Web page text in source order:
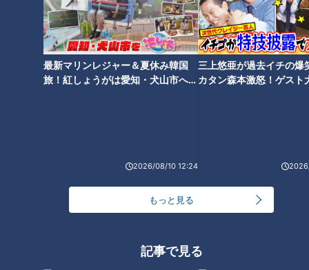
最新マリンレジャー＆夏休み韓国
旅！紅しょうがは愛知・犬山市へ
2026/08/10 12:24
三上悠亜が過去イチの爆
カタン森本激怒！ゲスト
もっと見る
記事で見る
6 耐熱容器にラップをはずした4を巻き終わりを下にして並
べて5を注ぎ、ローリエを入れてラップをし、電子レンジに10
分ほどかけて中まで火を通す。
7 器に食べやすく切ったロールキャベツを盛り、スープを注
CBCテレビ「キユーピー３分クッキング」 2025年7月26日 放
この記事を見たあなたへのおすすめ